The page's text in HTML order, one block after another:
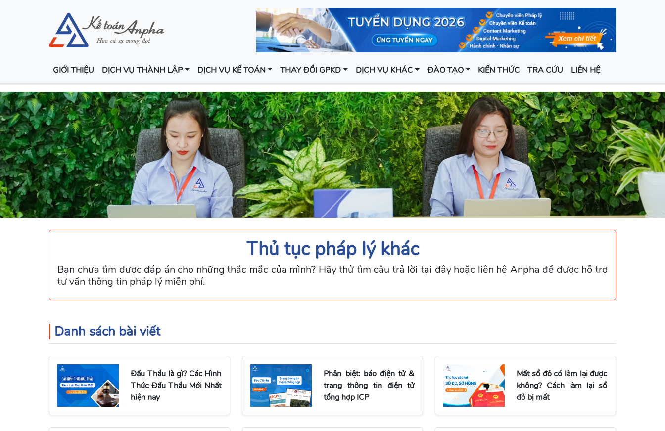
GIỚI THIỆU DỊCH VỤ THÀNH LẬP DỊCH VỤ KẾ TOÁN THAY ĐỔI GPKD DỊCH VỤ KHÁC ĐÀO TẠO KIẾN THỨC TRA CỨU LIÊN HỆ
Thủ tục pháp lý khác
Bạn chưa tìm được đáp án cho những thắc mắc của mình? Hãy thử tìm câu trả lời tại đây hoặc liên hệ Anpha để được hỗ trợ
tư vấn thông tin pháp lý miễn phí.
Danh sách bài viết
Đấu Thầu là gì? Các Hình
Thức Đấu Thầu Mới Nhất
hiện nay
Phân biệt: báo điện tử &
trang thông tin điện tử
tổng hợp ICP
Mất sổ đỏ có làm lại được
không? Cách làm lại sổ
đỏ bị mất